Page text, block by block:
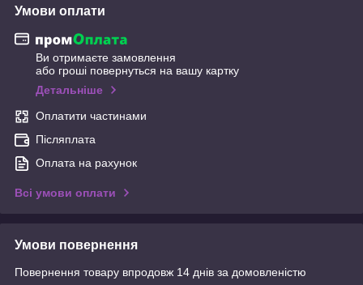
Умови оплати
Ви отримаєте замовлення
або гроші повернуться на вашу картку
Детальніше
Оплатити частинами
Післяплата
Оплата на рахунок
Всі умови оплати
Умови повернення
Повернення товару впродовж 14 днів за домовленістю